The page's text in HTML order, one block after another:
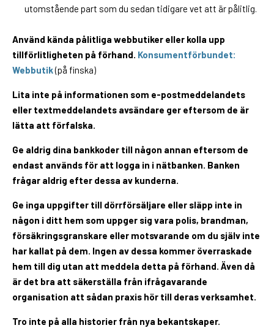
utomstående part som du sedan tidigare vet att är pålitlig.
Använd kända pålitliga webbutiker eller kolla upp
tillförlitligheten på förhand. Konsumentförbundet:
Webbutik(på finska)
Lita inte på informationen som e-postmeddelandets
eller textmeddelandets avsändare ger eftersom de är
lätta att förfalska.
Ge aldrig dina bankkoder till någon annan eftersom de
endast används för att logga in i nätbanken. Banken
frågar aldrig efter dessa av kunderna.
Ge inga uppgifter till dörrförsäljare eller släpp inte in
någon i ditt hem som uppger sig vara polis, brandman,
försäkringsgranskare eller motsvarande om du själv inte
har kallat på dem. Ingen av dessa kommer överraskade
hem till dig utan att meddela detta på förhand. Även då
är det bra att säkerställa från ifrågavarande
organisation att sådan praxis hör till deras verksamhet.
Tro inte på alla historier från nya bekantskaper.